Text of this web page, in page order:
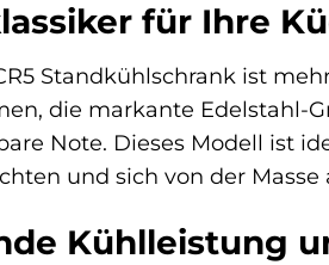
für Ihre
Standkühlschrank ist
die markante Edelstahl-
Note. Dieses Modell ist
und sich von der Masse
Kühlleistung